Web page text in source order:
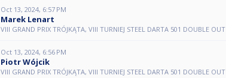
Oct 13, 2024, 6:57 PM
Marek Lenart
VIII GRAND PRIX TRÓJKĄTA, VIII TURNIEJ STEEL DARTA 501 DOUBLE OUT
Oct 13, 2024, 6:56 PM
Piotr Wójcik
VIII GRAND PRIX TRÓJKĄTA, VIII TURNIEJ STEEL DARTA 501 DOUBLE OUT